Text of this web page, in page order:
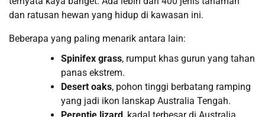
dan ratusan hewan yang hidup di kawasan ini.
Beberapa yang paling menarik antara lain:
Spinifex grass, rumput khas gurun yang tahan
panas ekstrem.
Desert oaks, pohon tinggi berbatang ramping
yang jadi ikon lanskap Australia Tengah.